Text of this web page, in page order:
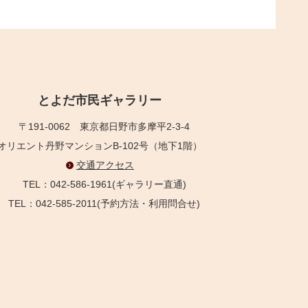
とよだ市民ギャラリー
〒191-0062 東京都日野市多摩平2-3-4
リエント丹野マンションB-102号（地下1階）
交通アクセス
TEL：042-586-1961(ギャラリー直通)
：042-585-2011(予約方法・利用問合せ)